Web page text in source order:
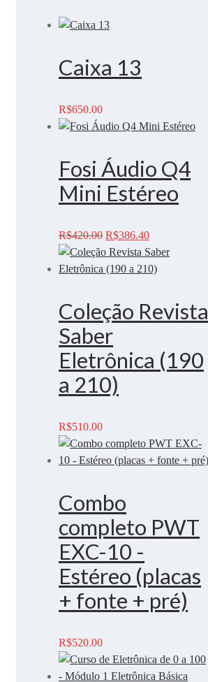
Caixa 13
R$650.00
Fosi Áudio Q4
Mini Estéreo
R$420.00 O
preço
original
R$420.00.
R$386.40O
preço
atual
R$386.40.
Coleção Revista
Saber
Eletrônica (190
a 210)
R$510.00
Combo
completo PWT
EXC-10 -
Estéreo (placas
+ fonte + pré)
R$520.00